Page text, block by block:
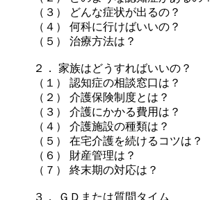
（３） どんな症状が出るの？
（４） 何科に行けばいいの？
（５） 治療方法は？
２． 家族はどうすればいいの？
（１） 認知症の相談窓口は？
（２） 介護保険制度とは？
（３） 介護にかかる費用は？
（４） 介護施設の種類は？
（５） 在宅介護を続けるコツは？
（６） 財産管理は？
（７） 終末期の対応は？
３． ＧＤまたは質問タイム